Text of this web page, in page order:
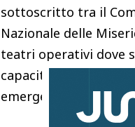
sottoscritto tra il
Nazionale delle
teatri operativi dove
capacità logistiche
emergenze